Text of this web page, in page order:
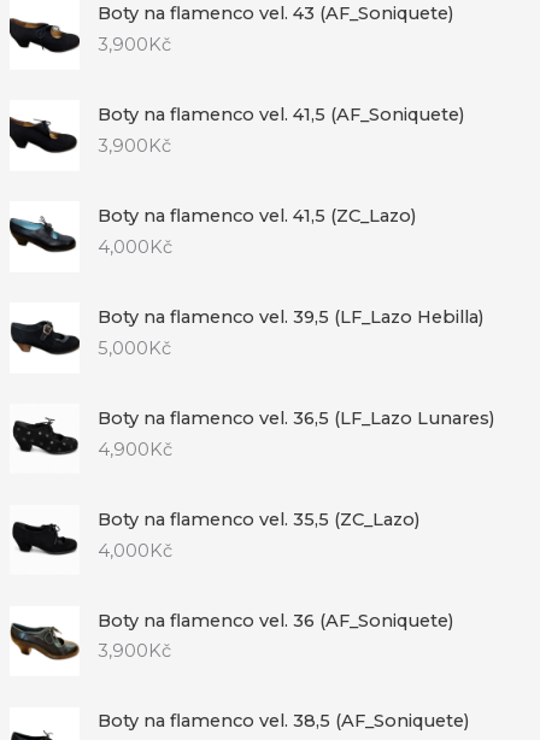
Boty na flamenco vel. 43 (AF_Soniquete)
3,900Kč
Boty na flamenco vel. 41,5 (AF_Soniquete)
3,900Kč
Boty na flamenco vel. 41,5 (ZC_Lazo)
4,000Kč
Boty na flamenco vel. 39,5 (LF_Lazo Hebilla)
5,000Kč
Boty na flamenco vel. 36,5 (LF_Lazo Lunares)
4,900Kč
Boty na flamenco vel. 35,5 (ZC_Lazo)
4,000Kč
Boty na flamenco vel. 36 (AF_Soniquete)
3,900 Kč
Boty na flamenco vel. 38,5 (AF_Soniquete)